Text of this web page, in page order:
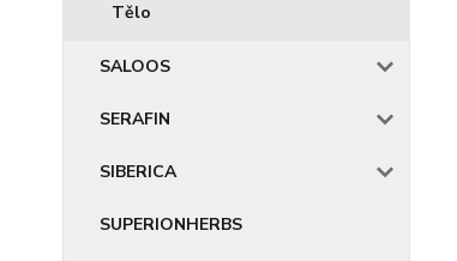
Tělo
SALOOS
SERAFIN
SIBERICA
SUPERIONHERBS